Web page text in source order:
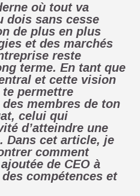
où tout va
dois sans cesse
de plus en plus
et des marchés
reste
terme.En tant que
et cette vision
permettre
membres de ton
celui qui
d’atteindre une
Dans cet article, je
comment
de CEO à
compétences et